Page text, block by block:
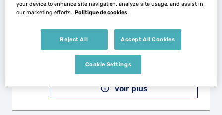
19 Rue Montaigne
24110 ST ASTIER
Fermé aujourd'hui
Téléphone
Voir plus
your device to enhance site navigation, analyze site usage, and assist in
our marketing efforts. Politique de cookies
Reject All Accept All Cookies
Cookie Settings